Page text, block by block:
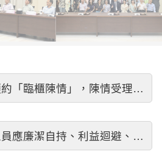
歡迎預約「臨櫃陳情」，陳情受理中心將優先排定人員與您接談，釐清案情爭點後收案處理，以節省您的寶貴時間。
公務人員應廉潔自持、利益迴避、依法公正執行公務～考試院公務人員保障暨培訓委員會～